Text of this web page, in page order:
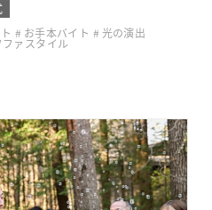
お手本バイト 光の演出
ファスタイル